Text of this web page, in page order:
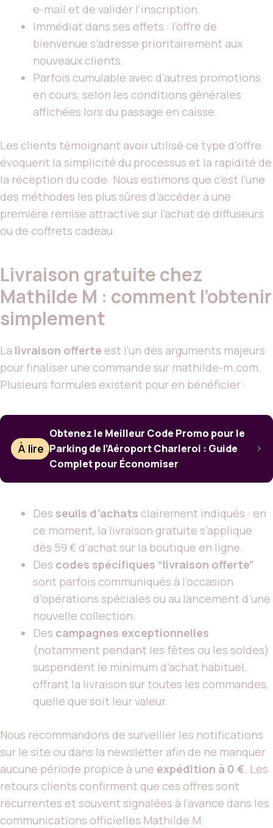
e-mail et de valider l’inscription.
Immédiat dans ses effets : l’offre de
bienvenue s’adresse prioritairement aux
nouveaux clients.
Parfois cumulable avec d’autres promotions
en cours, selon les conditions générales
affichées lors du passage en caisse.
Les clients témoignant avoir utilisé ce type d’offre
évoquent la simplicité du processus et la rapidité de
la réception du code. Nous estimons que c’est l’une
des méthodes les plus sûres d’accéder à une
première remise attractive sur l’achat de diffuseurs
ou de coffrets cadeau.
Livraison gratuite chez
Mathilde M : comment l’obtenir
simplement
La livraison offerte est l’un des arguments majeurs
pour finaliser une commande sur mathilde-m.com.
Plusieurs formules existent pour en bénéficier :
À lire
Obtenez le Meilleur Code Promo pour le
Parking de l’Aéroport Charleroi : Guide
Complet pour Économiser
Des seuils d’achats clairement indiqués : en
ce moment, la livraison gratuite s’applique
dès 59 € d’achat sur la boutique en ligne.
Des codes spécifiques “livraison offerte”
sont parfois communiqués à l’occasion
d’opérations spéciales ou au lancement d’une
nouvelle collection.
Des campagnes exceptionnelles
(notamment pendant les fêtes ou les soldes)
suspendent le minimum d’achat habituel,
offrant la livraison sur toutes les commandes,
quelle que soit leur valeur.
Nous recommandons de surveiller les notifications
sur le site ou dans la newsletter afin de ne manquer
aucune période propice à une expédition à 0 € . Les
retours clients confirment que ces offres sont
récurrentes et souvent signalées à l’avance dans les
communications officielles Mathilde M.